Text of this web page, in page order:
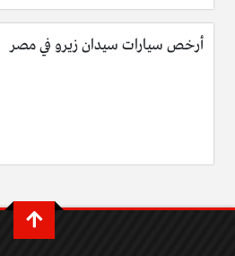
أرخص سيارات سيدان زيرو في مصر